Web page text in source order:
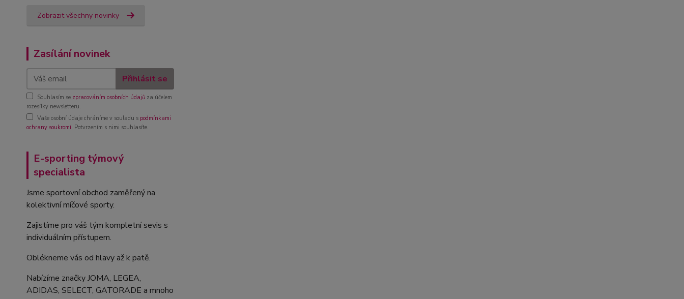
Zobrazit všechny novinky
Zasílání novinek
Přihlásit se
Souhlasím se zpracováním osobních údajů za účelem
rozesílky newsletteru.
Vaše osobní údaje chráníme v souladu s podmínkami
ochrany soukromí. Potvrzením s nimi souhlasíte.
E-sporting týmový
specialista
Jsme sportovní obchod zaměřený na
kolektivní míčové sporty.
Zajistíme pro váš tým kompletní sevis s
individuálním přístupem.
Oblékneme vás od hlavy až k patě.
Nabízíme značky JOMA, LEGEA,
ADIDAS, SELECT, GATORADE a mnoho